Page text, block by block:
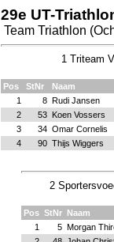
29e UT-
Team Triathlon
1 Triteam
Pos StNr
Naam
1
8 Rudi Jansen
2
53
Koen Vossers
3
34 Omar Cornelis
4
90 Thijs Wiggers
2
Pos StNr Naam
1
5 Morgan